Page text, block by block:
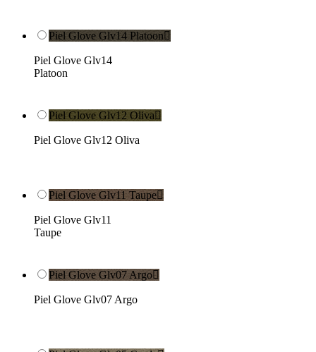
Piel Glove Glv14 Platoon
Piel Glove Glv14
Platoon
Piel Glove Glv12 Oliva
Piel Glove Glv12 Oliva
Piel Glove Glv11 Taupe
Piel Glove Glv11
Taupe
Piel Glove Glv07 Argo
Piel Glove Glv07 Argo